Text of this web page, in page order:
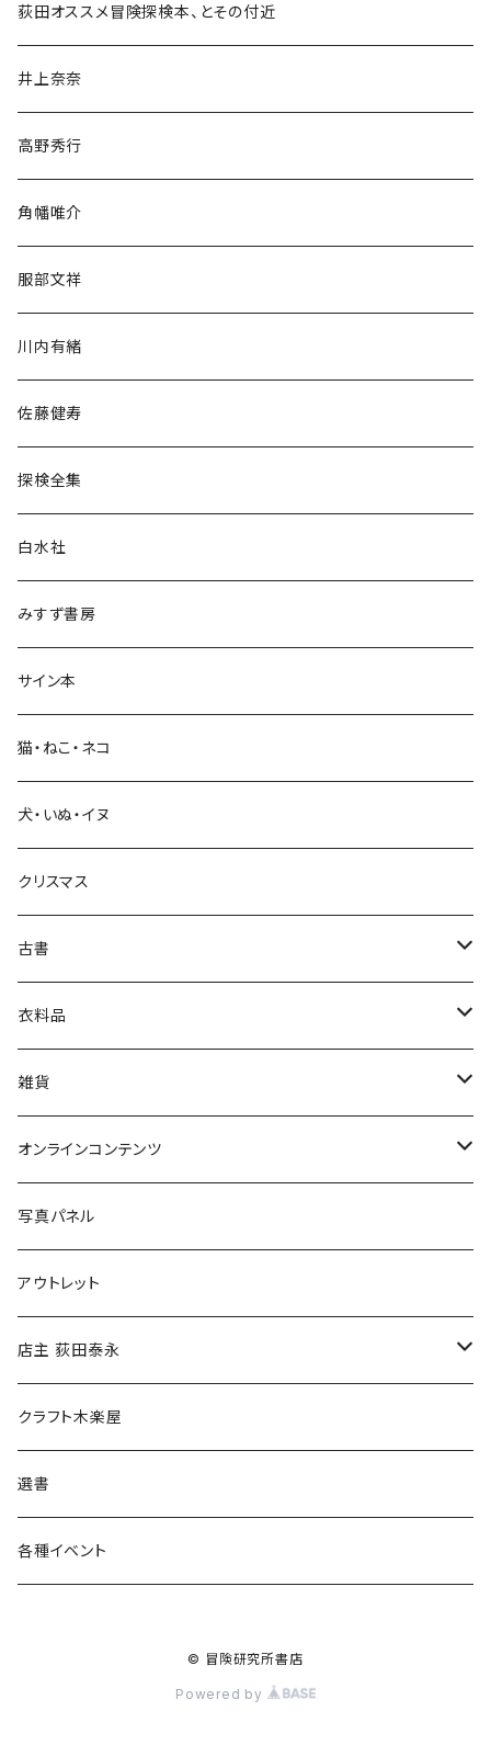
和書
文学・小説・物語
随筆・ノンフィクション・その他
民族・風習
言語・ことば
生活・暮らし
芸術・絵画・写真
絵本・児童書
娯楽・エンターテインメント
荻田オススメ冒険探検本、とその付近
井上奈奈
高野秀行
角幡唯介
服部文祥
川内有緒
佐藤健寿
探検全集
白水社
みすず書房
サイン本
猫・ねこ・ネコ
犬・いぬ・イヌ
クリスマス
古書
古書セット
美術
衣料品
POLEWARDS
Tシャツ
雑貨
バッグ
ブックカバー
マグカップ
傘
食料品
その他
オンラインコンテンツ
冒険クロストーク
写真パネル
アウトレット
店主 荻田泰永
書籍
ウェア
クラフト木楽屋
選書
各種イベント
© 冒険研究所書店
Powered by